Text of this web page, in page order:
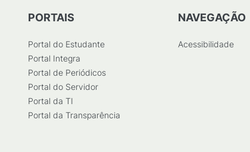
PORTAIS
Portal do Estudante
Portal Integra
Portal de Periódicos
Portal do Servidor
Portal da TI
Portal da Transparência
NAVEGAÇÃO
Acessibilidade